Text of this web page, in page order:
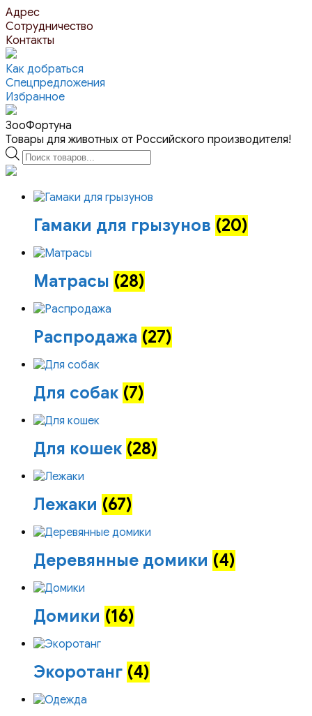
Перейти
к
контенту
Адрес
Сотрудничество
Контакты
Как добраться
Спецпредложения
Избранное
ЗооФортуна
Товары для животных от Российского производителя!
Поиск
товаров
Гамаки для грызунов (20)
Матрасы (28)
Распродажа (27)
Для собак (7)
Для кошек (28)
Лежаки (67)
Деревянные домики (4)
Домики (16)
Экоротанг (4)